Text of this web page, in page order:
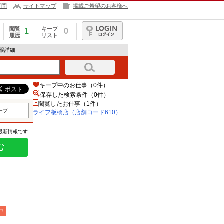
問 サイトマップ 掲載ご希望のお客様へ
閲覧
履歴
1
キープ
リスト
0
ログイン
詳細
プ
新情報です
キープ中のお仕事（0件）
保存した検索条件（0件）
閲覧したお仕事（1件）
ライフ板橋店（店舗コード610）